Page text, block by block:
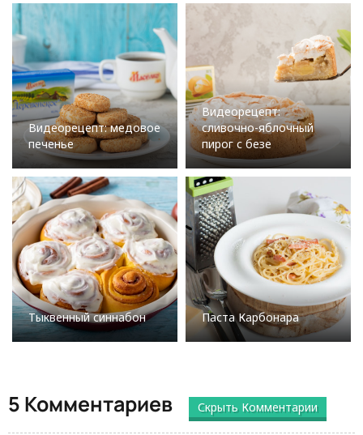
Видеорецепт: медовое
печенье
Видеорецепт:
сливочно-яблочный
пирог с безе
Тыквенный синнабон Паста Карбонара
5 Комментариев Скрыть Комментарии